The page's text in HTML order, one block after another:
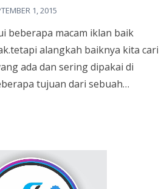
1, 2015
beberapa macam iklan baik
alangkah baiknya kita cari
ada dan sering dipakai di
tujuan dari sebuah…